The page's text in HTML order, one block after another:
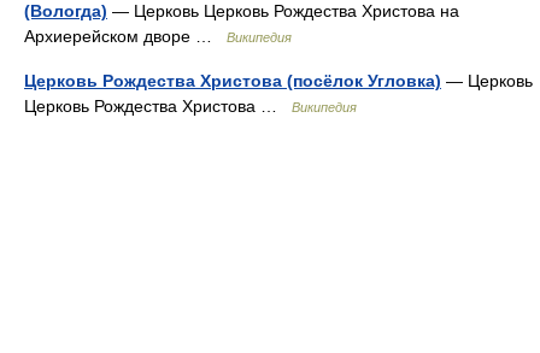
(Вологда) — Церковь Церковь Рождества Христова на
Архиерейском дворе …
Википедия
Церковь Рождества Христова (посёлок Угловка) — Церковь
Церковь Рождества Христова …
Википедия